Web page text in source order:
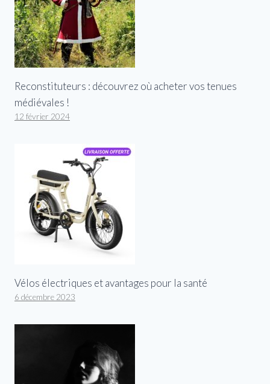
Reconstituteurs : découvrez où acheter vos tenues
médiévales !
12 février 2024
Vélos électriques et avantages pour la santé
6 décembre 2023